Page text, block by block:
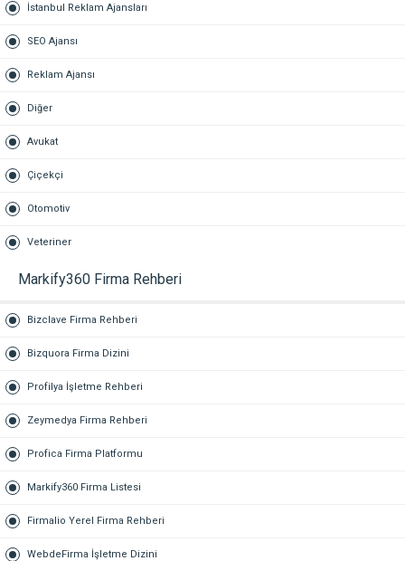
İstanbul Reklam Ajansları
SEO Ajansı
Reklam Ajansı
Diğer
Avukat
Çiçekçi
Otomotiv
Veteriner
Markify360 Firma Rehberi
Bizclave Firma Rehberi
Bizquora Firma Dizini
Profilya İşletme Rehberi
Zeymedya Firma Rehberi
Profica Firma Platformu
Markify360 Firma Listesi
Firmalio Yerel Firma Rehberi
WebdeFirma İşletme Dizini